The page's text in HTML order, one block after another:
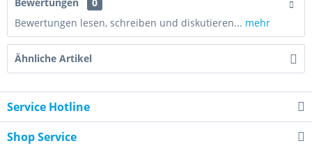
Bewertungen lesen, schreiben und diskutieren... mehr
Ähnliche Artikel
Service Hotline
Shop Service